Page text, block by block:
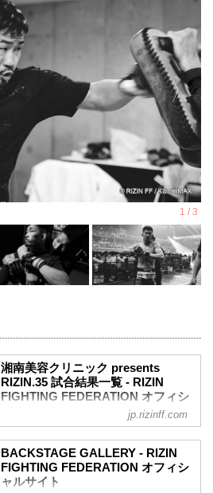
湘南美容クリニック presents
RIZIN.35 試合結果一覧 - RIZIN
FIGHTING FEDERATION オフィシ
ルト・サトシ・ソウザ vs. ジョニー・ケ
ース
RIZIN MMAルール：5分 3R（71.0kg）
jp.rizinff.com
BACKSTAGE GALLERY - RIZIN
FIGHTING FEDERATION オフィシ
ャルサイト